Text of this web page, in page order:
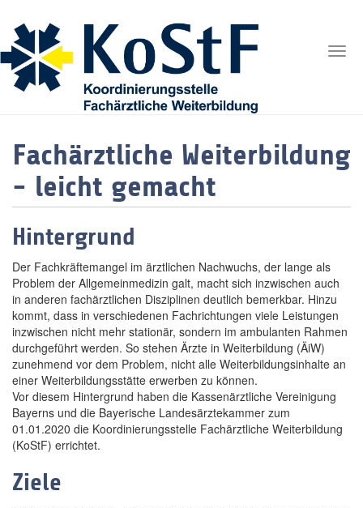
Fachärztliche Weiterbildung
- leicht gemacht
Hintergrund
Der Fachkräftemangel im ärztlichen Nachwuchs, der lange als
Problem der Allgemeinmedizin galt, macht sich inzwischen auch
in anderen fachärztlichen Disziplinen deutlich bemerkbar. Hinzu
kommt, dass in verschiedenen Fachrichtungen viele Leistungen
inzwischen nicht mehr stationär, sondern im ambulanten Rahmen
durchgeführt werden. So stehen Ärzte in Weiterbildung (ÄiW)
zunehmend vor dem Problem, nicht alle Weiterbildungsinhalte an
einer Weiterbildungsstätte erwerben zu können.
Vor diesem Hintergrund haben die Kassenärztliche Vereinigung
Bayerns und die Bayerische Landesärztekammer zum
01.01.2020 die Koordinierungsstelle Fachärztliche Weiterbildung
(KoStF) errichtet.
Ziele